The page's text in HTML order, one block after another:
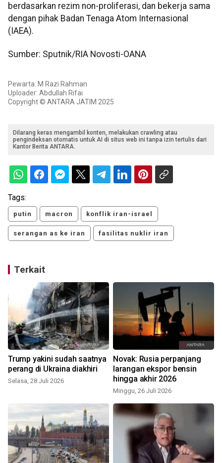
berdasarkan rezim non-proliferasi, dan bekerja sama
dengan pihak Badan Tenaga Atom Internasional
(IAEA).
Sumber: Sputnik/RIA Novosti-OANA
Pewarta: M Razi Rahman
Uploader: Abdullah Rifai
Copyright © ANTARA JATIM 2025
Dilarang keras mengambil konten, melakukan crawling atau
pengindeksan otomatis untuk AI di situs web ini tanpa izin tertulis dari
Kantor Berita ANTARA.
Tags:
putin macron konflik iran-israel
serangan as ke iran fasilitas nuklir iran
Terkait
Trump yakini sudah saatnya
perang di Ukraina diakhiri
Selasa, 28 Juli 2026
Novak: Rusia perpanjang
larangan ekspor bensin
hingga akhir 2026
Minggu, 26 Juli 2026